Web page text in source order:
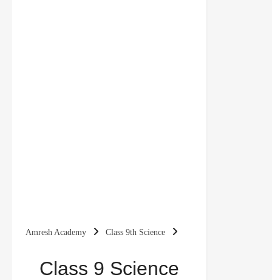
Amresh Academy Class 9th Science
Resources) Notes In Hindi
Class 9 Science